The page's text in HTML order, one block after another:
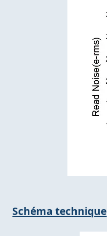
Schéma technique